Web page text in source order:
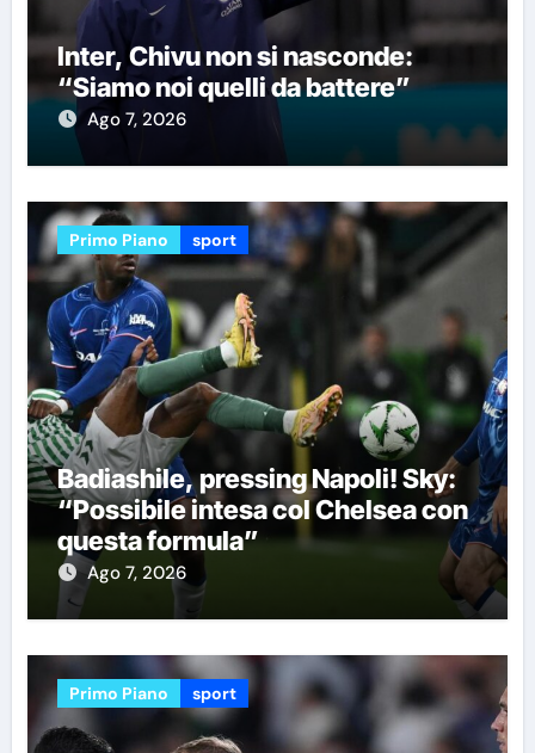
Inter, Chivu non si nasconde:
“Siamo noi quelli da battere”
Ago 7, 2026
Primo Piano sport
Badiashile, pressing Napoli! Sky:
“Possibile intesa col Chelsea con
questa formula”
Ago 7, 2026
Primo Piano sport